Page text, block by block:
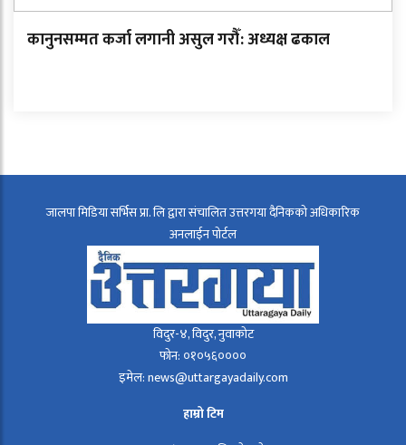
कानुनसम्मत कर्जा लगानी असुल गरौँ: अध्यक्ष ढकाल
जालपा मिडिया सर्भिस प्रा. लि द्वारा संचालित उत्तरगया दैनिकको अधिकारिक
अनलाईन पोर्टल
विदुर-४, विदुर, नुवाकोट
फोन: ०१०५६००००
इमेल: news@uttargayadaily.com
हाम्रो टिम